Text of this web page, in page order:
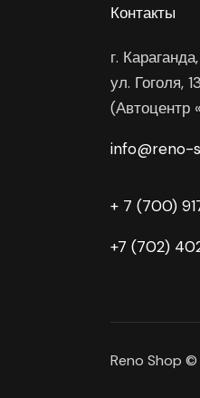
Контакты
г. Караганда,
ул. Гоголя,
(Автоцентр
info@reno-
+ 7 (700)
+7 (702)
Reno Shop